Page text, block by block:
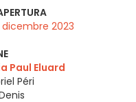
dicembre 2023
Paul Eluard
Péri